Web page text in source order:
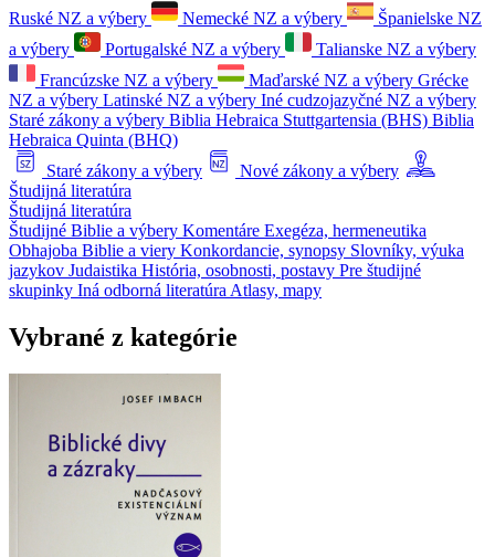
Ruské NZ a výbery
Nemecké NZ a výbery
Španielske NZ
a výbery
Portugalské NZ a výbery
Talianske NZ a výbery
Francúzske NZ a výbery
Maďarské NZ a výbery Grécke
NZ a výbery Latinské NZ a výbery Iné cudzojazyčné NZ a výbery
Staré zákony a výbery Biblia Hebraica Stuttgartensia (BHS) Biblia
Hebraica Quinta (BHQ)
Staré zákony a výbery
Nové zákony a výbery
Študijná literatúra
Študijná literatúra
Študijné Biblie a výbery Komentáre Exegéza, hermeneutika
Obhajoba Biblie a viery Konkordancie, synopsy Slovníky, výuka
jazykov Judaistika História, osobnosti, postavy Pre študijné
skupinky Iná odborná literatúra Atlasy, mapy
Vybrané z kategórie